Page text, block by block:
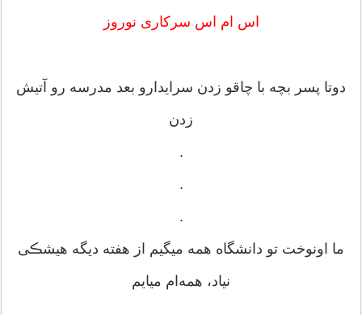
اس ام اس سرکاری نوروز
دوتا پسر بچه با چاقو زدن سرایدارو بعد مدرسه رو آتیش
زدن
.
.
.
ما اونوخت تو دانشگاه همه میگیم از هفته دیگه هیشڪی
نیاد، همه‌ام میایم